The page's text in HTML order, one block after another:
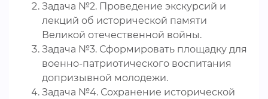
Задача №2. Проведение экскурсий и
лекций об исторической памяти
Великой отечественной войны.
Задача №3. Сформировать площадку для
военно-патриотического воспитания
допризывной молодежи.
Задача №4. Сохранение исторической